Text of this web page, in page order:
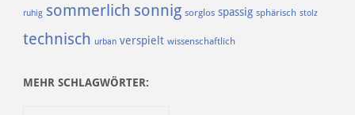
ruhig sommerlich sonnig sorglos spassig sphärisch stolz
technisch urban verspielt wissenschaftlich
MEHR SCHLAGWÖRTER: